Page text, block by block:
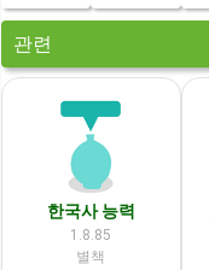
관련
한국사 능력
1.8.85
별책